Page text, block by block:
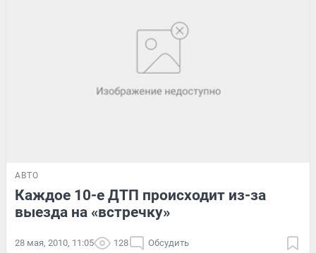
АВТО
Каждое 10-е ДТП происходит из-за
выезда на «встречку»
28 мая, 2010, 11:05 128 Обсудить